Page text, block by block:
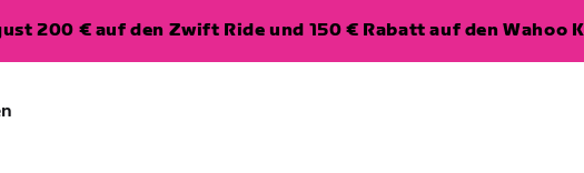
200 € auf den Zwift Ride und 150 € Rabatt auf den Wahoo